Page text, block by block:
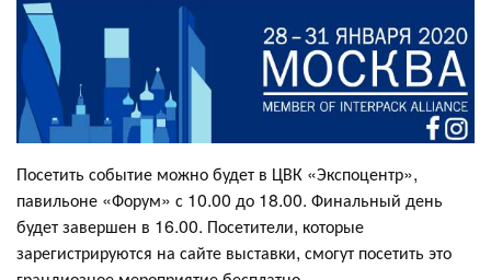
Посетить событие можно будет в ЦВК «Экспоцентр»,
павильоне «Форум» с 10.00 до 18.00. Финальный день
будет завершен в 16.00. Посетители, которые
зарегистрируются на сайте выставки, смогут посетить это